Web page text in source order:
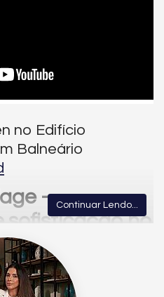
no Edifício
Balneário
–
sofisticação no
traz a essência do
Continuar Lendo...